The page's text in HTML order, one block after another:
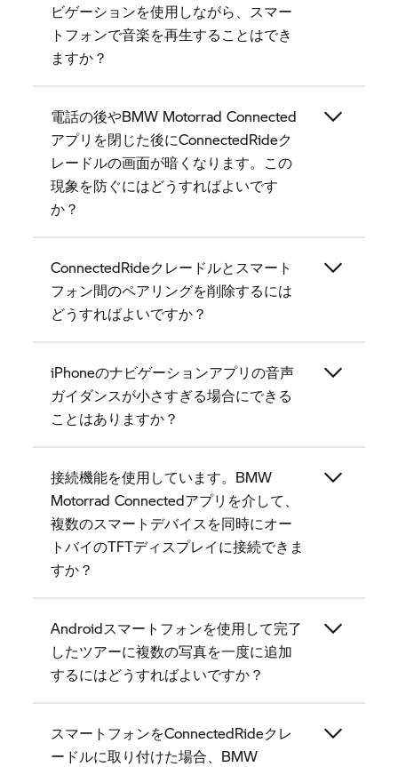
ビゲーションを使用しながら、スマー
トフォンで音楽を再生することはでき
ますか？
電話の後やBMW Motorrad Connected
アプリを閉じた後にConnectedRideク
レードルの画面が暗くなります。この
現象を防ぐにはどうすればよいです
か？
ConnectedRideクレードルとスマート
フォン間のペアリングを削除するには
どうすればよいですか？
iPhoneのナビゲーションアプリの音声
ガイダンスが小さすぎる場合にできる
ことはありますか？
接続機能を使用しています。BMW
Motorrad Connectedアプリを介して、
複数のスマートデバイスを同時にオー
トバイのTFTディスプレイに接続できま
すか？
Androidスマートフォンを使用して完了
したツアーに複数の写真を一度に追加
するにはどうすればよいですか？
スマートフォンをConnectedRideクレ
ードルに取り付けた場合、BMW